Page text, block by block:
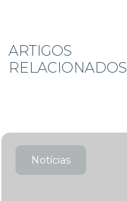
ARTIGOS
RELACIONADOS
Notícias